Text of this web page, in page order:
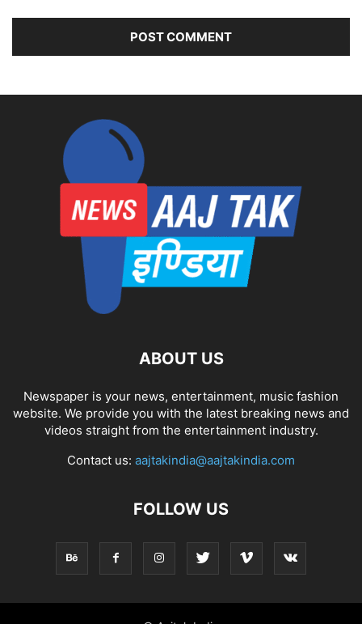
ABOUT US
Newspaper is your news, entertainment, music fashion
website. We provide you with the latest breaking news and
videos straight from the entertainment industry.
Contact us: aajtakindia@aajtakindia.com
FOLLOW US